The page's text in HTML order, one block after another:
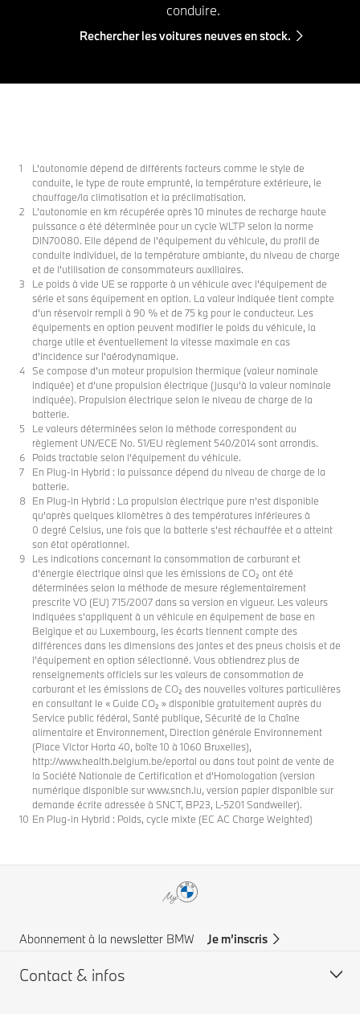
conduire.
Rechercher les voitures neuves en stock.
L’autonomie dépend de différents facteurs comme le style de
conduite, le type de route emprunté, la température extérieure, le
chauffage/la climatisation et la préclimatisation.
L’autonomie en km récupérée après 10 minutes de recharge haute
puissance a été déterminée pour un cycle WLTP selon la norme
DIN70080. Elle dépend de l'équipement du véhicule, du profil de
conduite individuel, de la température ambiante, du niveau de charge
et de l'utilisation de consommateurs auxiliaires.
Le poids à vide UE se rapporte à un véhicule avec l'équipement de
série et sans équipement en option. La valeur indiquée tient compte
d'un réservoir rempli à 90 % et de 75 kg pour le conducteur. Les
équipements en option peuvent modifier le poids du véhicule, la
charge utile et éventuellement la vitesse maximale en cas
d'incidence sur l'aérodynamique.
Se compose d'un moteur propulsion thermique (valeur nominale
indiquée) et d’une propulsion électrique (jusqu’à la valeur nominale
indiquée). Propulsion électrique selon le niveau de charge de la
batterie.
Le valeurs déterminées selon la méthode correspondent au
règlement UN/ECE No. 51/EU règlement 540/2014 sont arrondis.
Poids tractable selon l’équipement du véhicule.
En Plug-in Hybrid : la puissance dépend du niveau de charge de la
batterie.
En Plug-in Hybrid : La propulsion électrique pure n’est disponible
qu’après quelques kilomètres à des températures inférieures à
0 degré Celsius, une fois que la batterie s’est réchauffée et a atteint
son état opérationnel.
Les indications concernant la consommation de carburant et
d'énergie électrique ainsi que les émissions de CO₂ ont été
déterminées selon la méthode de mesure réglementairement
prescrite VO (EU) 715/2007 dans sa version en vigueur. Les valeurs
indiquées s'appliquent à un véhicule en équipement de base en
Belgique et au Luxembourg, les écarts tiennent compte des
différences dans les dimensions des jantes et des pneus choisis et de
l’équipement en option sélectionné. Vous obtiendrez plus de
renseignements officiels sur les valeurs de consommation de
carburant et les émissions de CO₂ des nouvelles voitures particulières
en consultant le « Guide CO₂ » disponible gratuitement auprès du
Service public fédéral, Santé publique, Sécurité de la Chaîne
alimentaire et Environnement, Direction générale Environnement
(Place Victor Horta 40, boîte 10 à 1060 Bruxelles),
http://www.health.belgium.be/eportal ou dans tout point de vente de
la Société Nationale de Certification et d’Homologation (version
numérique disponible sur www.snch.lu, version papier disponible sur
demande écrite adressée à SNCT, BP23, L-5201 Sandweiler).
En Plug-in Hybrid : Poids, cycle mixte (EC AC Charge Weighted)
Abonnement à la newsletter BMW Je m’inscris
Contact & infos